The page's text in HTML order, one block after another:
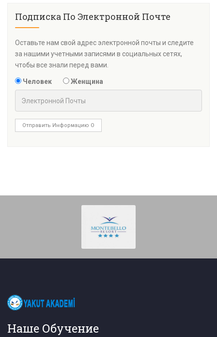
Подписка По Электронной Почте
Оставьте нам свой адрес электронной почты и следите
за нашими учетными записями в социальных сетях,
чтобы все знали перед вами.
Человек Женщина
Отправить Информацию О
Наше Обучение